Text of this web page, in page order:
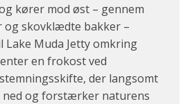
kører mod øst – gennem
og skovklædte bakker –
Lake Muda Jetty omkring
en frokost ved
der langsomt
og forstærker naturens